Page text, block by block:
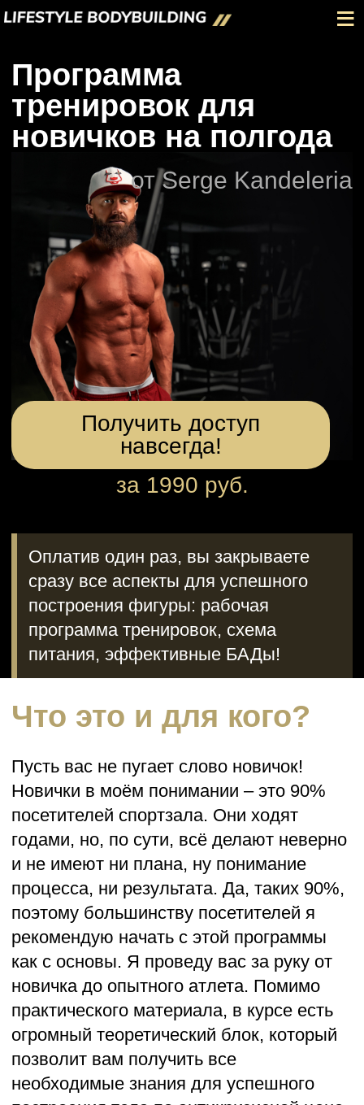
≡
Программа
тренировок для
новичков на полгода
от Serge Kandeleria
Получить доступ
навсегда!
за 1990 руб.
Оплатив один раз, вы закрываете
сразу все аспекты для успешного
построения фигуры: рабочая
программа тренировок, схема
питания, эффективные БАДы!
Что это и для кого?
Пусть вас не пугает слово новичок!
Новички в моём понимании – это 90%
посетителей спортзала. Они ходят
годами, но, по сути, всё делают неверно
и не имеют ни плана, ну понимание
процесса, ни результата. Да, таких 90%,
поэтому большинству посетителей я
рекомендую начать с этой программы
как с основы. Я проведу вас за руку от
новичка до опытного атлета. Помимо
практического материала, в курсе есть
огромный теоретический блок, который
позволит вам получить все
необходимые знания для успешного